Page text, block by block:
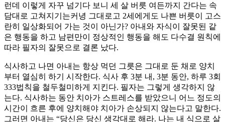
런데 이렇게 자꾸 넘기다 보니 세 살 버릇 여든까지 간다는 속
담대로 고쳐지기는커녕 그대로고 2세에게도 나쁜 버릇이 고스
란히 일상화되어 가는 것이 아닌가? 아내와 자식이 잘못된 같
은 행동을 하고 남편만이 정상적인 행동을 해도 다수결 원칙에
따라 필자의 잘못으로 결론 났다.
식사하고 나면 아내는 항상 먹던 그릇은 그대로 둔 채로 양치
부터 열심히 하기 시작한다. 식사 후 3분 내, 3분 동안, 하루 3회
333법칙을 철두철미하게 지킨다. 필자는 그렇게 생각하지 않
는다. 식사하는 동안 치아가 스트레스를 받았으니 어느 정도의
시간이 흐른 후에 양치해야 치아가 손상되지 않는다고 말한다.
그러면 아내는 “당신은 당신 생각대로 해라. 나는 내 식으로 살